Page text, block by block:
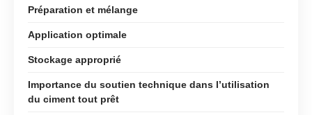
Préparation et mélange
Application optimale
Stockage approprié
Importance du soutien technique dans l’utilisation
du ciment tout prêt